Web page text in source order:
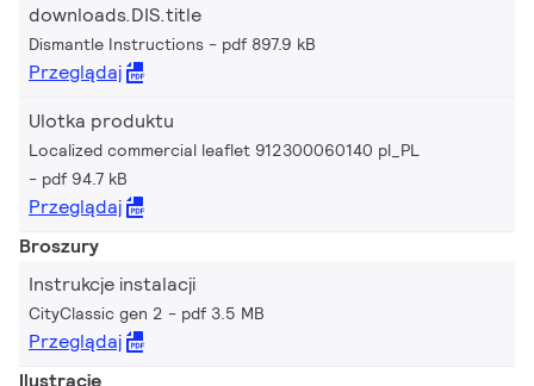
downloads.DIS.title
Dismantle Instructions pdf 897.9 kB
Przeglądaj
Ulotka produktu
Localized commercial leaflet 912300060140 pl_PL
pdf 94.7 kB
Przeglądaj
Broszury
Instrukcje instalacji
CityClassic gen 2 pdf 3.5 MB
Przeglądaj
Ilustracje